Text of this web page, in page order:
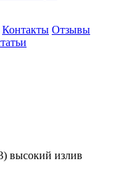
Контакты Отзывы
высокий излив